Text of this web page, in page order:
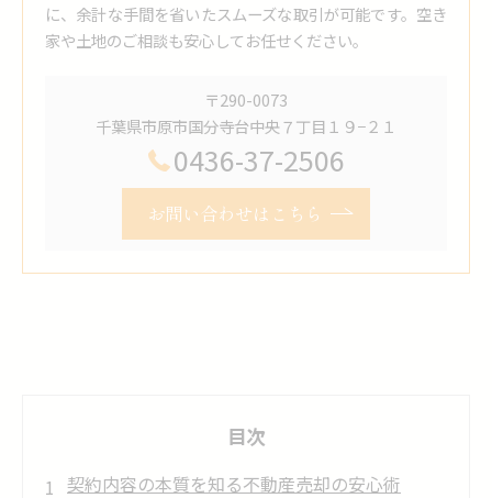
に、余計な手間を省いたスムーズな取引が可能です。空き
家や土地のご相談も安心してお任せください。
〒290-0073
千葉県市原市国分寺台中央７丁目１９−２１
0436-37-2506
お問い合わせはこちら
目次
契約内容の本質を知る不動産売却の安心術